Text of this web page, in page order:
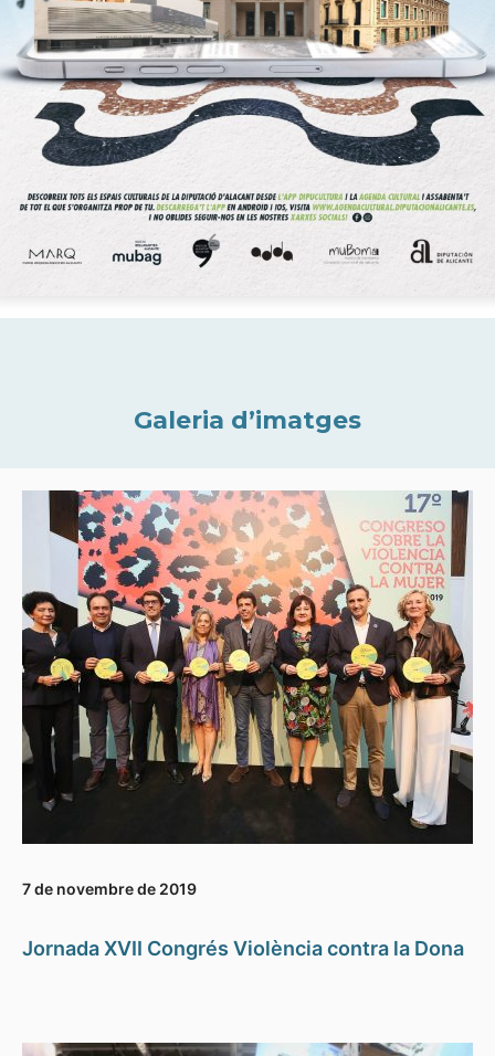
Galeria d’imatges
7 de novembre de 2019
Jornada XVII Congrés Violència contra la Dona